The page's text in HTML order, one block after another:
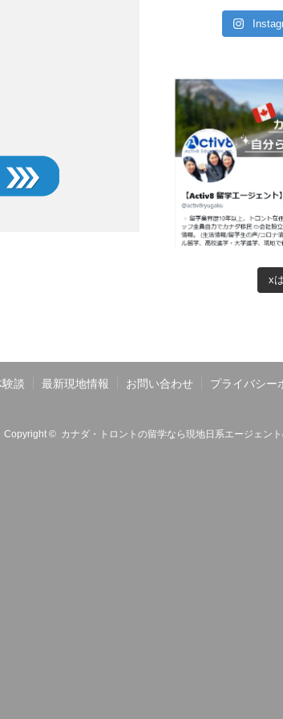
x
談 最新現地情報 お問い合わせ プライバシー
Copyright © カナダ・トロントの留学なら現地日系エージェン